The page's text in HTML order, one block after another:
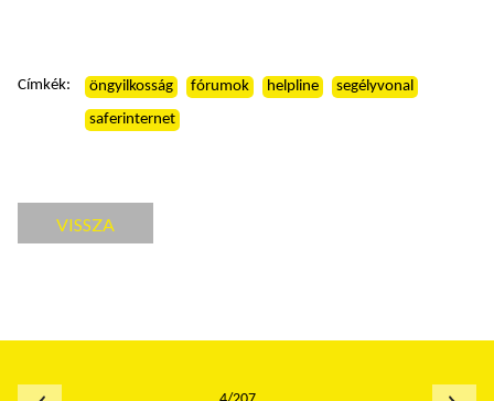
Címkék: öngyilkosság fórumok helpline
segélyvonal
saferinternet
VISSZA